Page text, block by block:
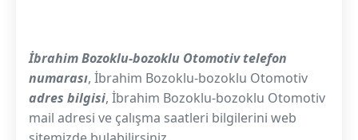
İbrahim Bozoklu-bozoklu Otomotiv telefon
numarası, İbrahim Bozoklu-bozoklu Otomotiv
adres bilgisi, İbrahim Bozoklu-bozoklu Otomotiv
mail adresi ve çalışma saatleri bilgilerini web